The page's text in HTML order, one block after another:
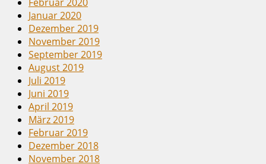
Januar 2020
Dezember 2019
November 2019
September 2019
August 2019
Juli 2019
Juni 2019
April 2019
März 2019
Februar 2019
Dezember 2018
November 2018